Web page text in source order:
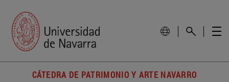
CÁTEDRA DE PATRIMONIO Y ARTE NAVARRO